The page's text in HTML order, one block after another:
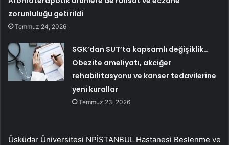
zorunluluğu getirildi
Temmuz 24, 2026
SGK’dan SUT’ta kapsamlı değişiklik…
Obezite ameliyatı, akciğer
rehabilitasyonu ve kanser tedavilerine
yeni kurallar
Temmuz 23, 2026
Üsküdar Üniversitesi NPİSTANBUL Hastanesi Beslenme ve